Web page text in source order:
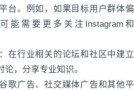
台。例如，如果目标用户群体偏
能需要更多关注Instagram和
在行业相关的论坛和社区中建立
，分享专业知识。
歌广告、社交媒体广告和其他平